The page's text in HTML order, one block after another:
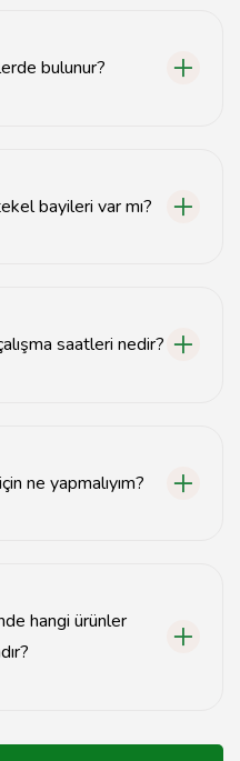
bulunur?
bayileri var mı?
saatleri nedir?
ne yapmalıyım?
hangi ürünler